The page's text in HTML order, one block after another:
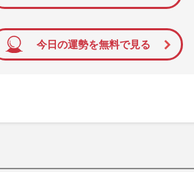
今日の運勢を無料で見る